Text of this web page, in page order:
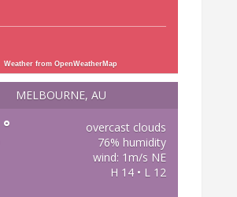
Weather from OpenWeatherMap
MELBOURNE, AU
°
overcast clouds
76% humidity
wind: 1m/s NE
H 14 • L 12